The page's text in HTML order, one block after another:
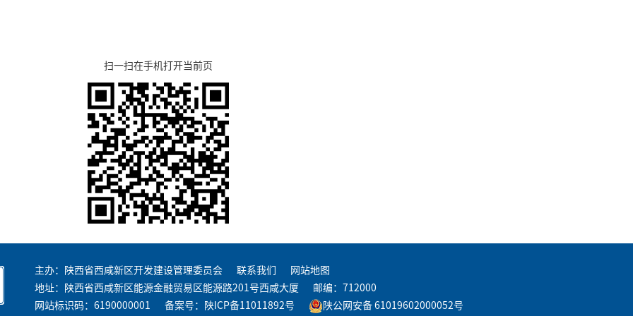
扫一扫在手机打开当前页
主办：陕西省西咸新区开发建设管理委员会 联系我们
网站地图
地址：陕西省西咸新区能源金融贸易区能源路201号西咸大厦
邮编：712000
网站标识码：6190000001
备案号： 陕ICP备11011892号 陕公网安备 61019602000052号